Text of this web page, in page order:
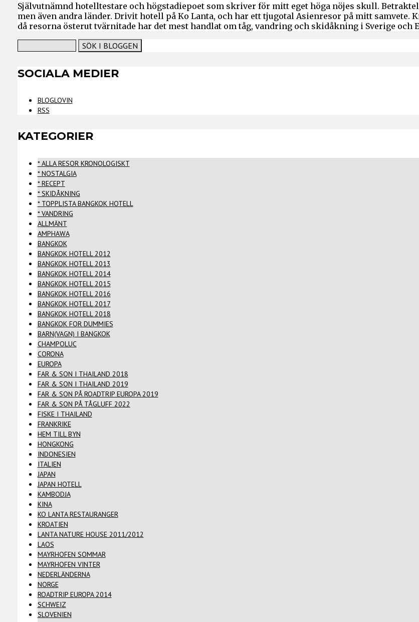
Självutnämnd hotelltestare och högstadiepoet som skriver för mitt eget höga nöjes skull.
men även andra länder. Drivit hotell på Ko Lanta, och har ett tjugotal Asienresor på mitt samvete.
då resorna österut tvärnitade har det mest handlat om tåg, vandring och skidåkning i Sverige och
SOCIALA MEDIER
BLOGLOVIN
RSS
KATEGORIER
* ALLA RESOR KRONOLOGISKT
* NOSTALGIA
* RECEPT
* SKIDÅKNING
* TOPPLISTA BANGKOK HOTELL
* VANDRING
ALLMÄNT
AMPHAWA
BANGKOK
BANGKOK HOTELL 2012
BANGKOK HOTELL 2013
BANGKOK HOTELL 2014
BANGKOK HOTELL 2015
BANGKOK HOTELL 2016
BANGKOK HOTELL 2017
BANGKOK HOTELL 2018
BANGKOK FOR DUMMIES
BARN(VAGN) I BANGKOK
CHAMPOLUC
CORONA
EUROPA
FAR & SON I THAILAND 2018
FAR & SON I THAILAND 2019
FAR & SON PÅ ROADTRIP EUROPA 2019
FAR & SON PÅ TÅGLUFF 2022
FISKE I THAILAND
FRANKRIKE
HEM TILL BYN
HONGKONG
INDONESIEN
ITALIEN
JAPAN
JAPAN HOTELL
KAMBODJA
KINA
KO LANTA RESTAURANGER
KROATIEN
LANTA NATURE HOUSE 2011/2012
LAOS
MAYRHOFEN SOMMAR
MAYRHOFEN VINTER
NEDERLÄNDERNA
NORGE
ROADTRIP EUROPA 2014
SCHWEIZ
SLOVENIEN